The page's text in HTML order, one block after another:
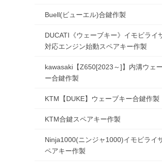
Buell(ビューエル)合鍵作製
DUCATI《ウェーブキー》イモビライ
対応エンジン始動スペアキー作製
kawasaki【Z650[2023～]】内溝ウェ
ー合鍵作製
KTM【DUKE】ウェーブキー合鍵作製
KTM合鍵スペアキー作製
Ninja1000(ニンジャ1000)イモビライ
ペアキー作製